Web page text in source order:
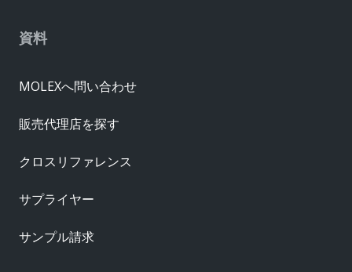
資料
MOLEXへ問い合わせ
販売代理店を探す
クロスリファレンス
サプライヤー
サンプル請求